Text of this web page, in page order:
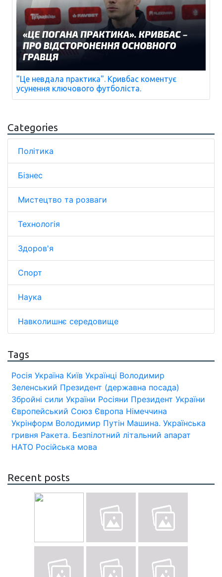
"Це невдала практика". Кривбас коментує
усунення ключового футболіста.
Categories
Політика
Бізнес
Мистецтво та розваги
Технологія
Здоров'я
Спорт
Наука
Навколишнє середовище
Tags
Росія Україна Київ Українці Володимир
Зеленський Президент (державна посада)
Збройні сили України Росіяни Президент України
Європейський Союз Європа Німеччина
Укрінформ Володимир Путін Машина. Українська
гривня Ракета. Безпілотний літальний апарат
НАТО Російська мова
Recent posts